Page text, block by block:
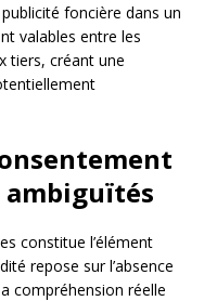
foncière dans un
valables entre les
tiers, créant une
constitue l’élément
repose sur l’absence
compréhension réelle